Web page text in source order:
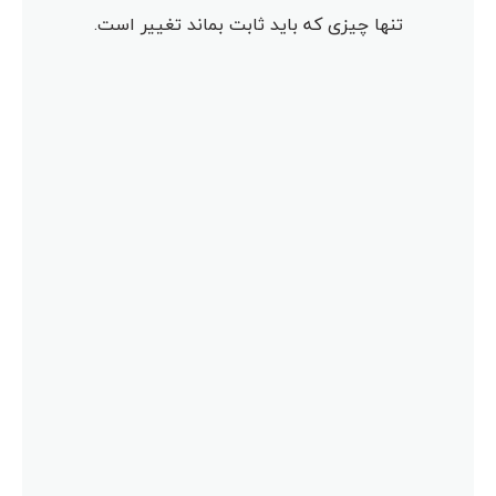
تنها چیزی که باید ثابت بماند تغییر است.